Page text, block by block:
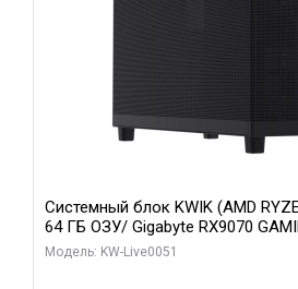
Системный блок KWIK (AMD
64 ГБ ОЗУ/ Gigabyte RX9070
256bit 2xDP 2xH/ 960 ГБ SSD)
Модель: KW-Live0051